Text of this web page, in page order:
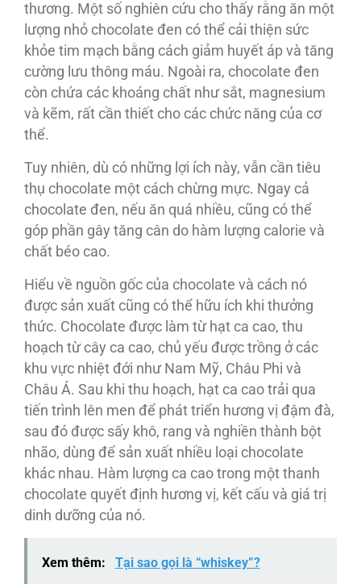
thương. Một số nghiên cứu cho thấy rằng ăn một
lượng nhỏ chocolate đen có thể cải thiện sức
khỏe tim mạch bằng cách giảm huyết áp và tăng
cường lưu thông máu. Ngoài ra, chocolate đen
còn chứa các khoáng chất như sắt, magnesium
và kẽm, rất cần thiết cho các chức năng của cơ
thể.
Tuy nhiên, dù có những lợi ích này, vẫn cần tiêu
thụ chocolate một cách chừng mực. Ngay cả
chocolate đen, nếu ăn quá nhiều, cũng có thể
góp phần gây tăng cân do hàm lượng calorie và
chất béo cao.
Hiểu về nguồn gốc của chocolate và cách nó
được sản xuất cũng có thể hữu ích khi thưởng
thức. Chocolate được làm từ hạt ca cao, thu
hoạch từ cây ca cao, chủ yếu được trồng ở các
khu vực nhiệt đới như Nam Mỹ, Châu Phi và
Châu Á. Sau khi thu hoạch, hạt ca cao trải qua
tiến trình lên men để phát triển hương vị đậm đà,
sau đó được sấy khô, rang và nghiền thành bột
nhão, dùng để sản xuất nhiều loại chocolate
khác nhau. Hàm lượng ca cao trong một thanh
chocolate quyết định hương vị, kết cấu và giá trị
dinh dưỡng của nó.
Xem thêm: Tại sao gọi là “whiskey”?